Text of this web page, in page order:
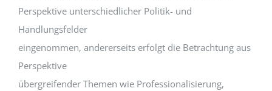
Perspektive unterschiedlicher Politik- und
Handlungsfelder
eingenommen, andererseits erfolgt die Betrachtung aus
Perspektive
übergreifender Themen wie Professionalisierung,